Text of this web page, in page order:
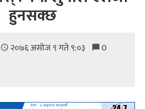
हुनसक्छ
२०७६ असोज ९ गते ९:०३ 0